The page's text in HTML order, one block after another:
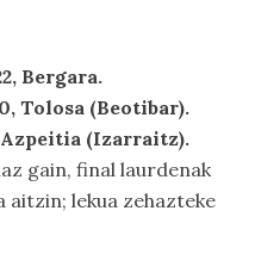
Bergara.
Tolosa (Beotibar).
(Izarraitz).
gain, final laurdenak
lekua zehazteke